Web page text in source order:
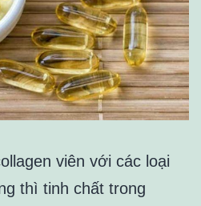
viên với các loại
thì tinh chất trong